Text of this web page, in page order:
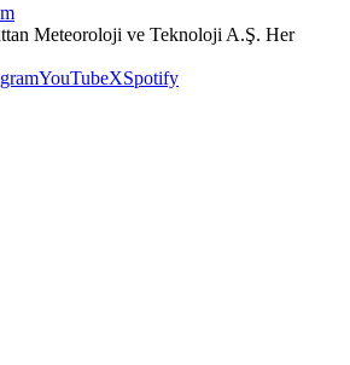
Meteoroloji ve Teknoloji A.Ş. Her
YouTubeXSpotify